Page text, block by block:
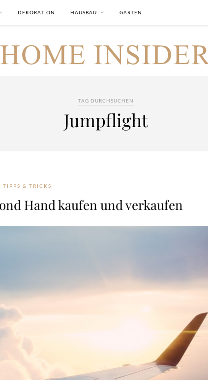
DEKORATION HAUSBAU GARTEN
TAG DURCHSUCHEN
Jumpflight
TIPPS & TRICKS
Hand kaufen und verkaufen